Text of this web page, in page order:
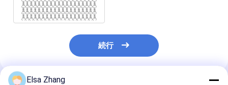
続行
Elsa Zhang